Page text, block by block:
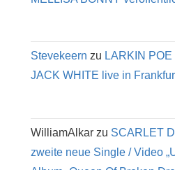
Stevekeern zu LARKIN
JACK WHITE live in
WilliamAlkar zu SCARLET
zweite neue Single / Video